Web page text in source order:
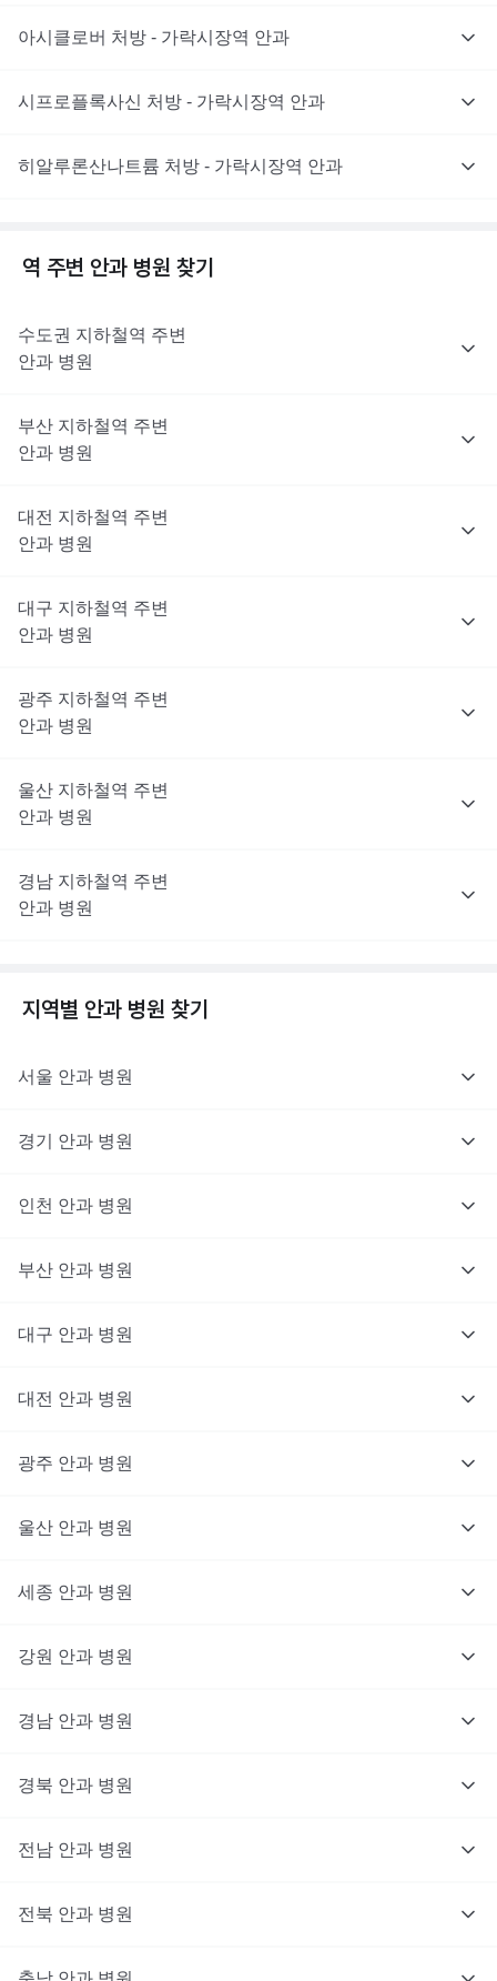
아시클로버 처방 - 가락시장역 안과
시프로플록사신 처방 - 가락시장역 안과
히알루론산나트륨 처방 - 가락시장역 안과
역 주변 안과 병원 찾기
수도권 지하철역 주변
안과 병원
부산 지하철역 주변
안과 병원
대전 지하철역 주변
안과 병원
대구 지하철역 주변
안과 병원
광주 지하철역 주변
안과 병원
울산 지하철역 주변
안과 병원
경남 지하철역 주변
안과 병원
지역별 안과 병원 찾기
서울 안과 병원
경기 안과 병원
인천 안과 병원
부산 안과 병원
대구 안과 병원
대전 안과 병원
광주 안과 병원
울산 안과 병원
세종 안과 병원
강원 안과 병원
경남 안과 병원
경북 안과 병원
전남 안과 병원
전북 안과 병원